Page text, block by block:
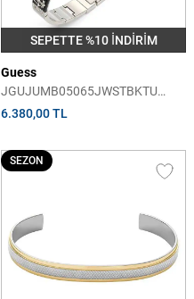
SEPETTE %10 İNDİRİM
Guess
JGUJUMB05065JWSTBKTU
Erkek Bileklik
6.380,00 TL
SEZON